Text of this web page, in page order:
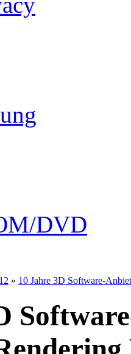
DVD
» 10 Jahre 3D Software-